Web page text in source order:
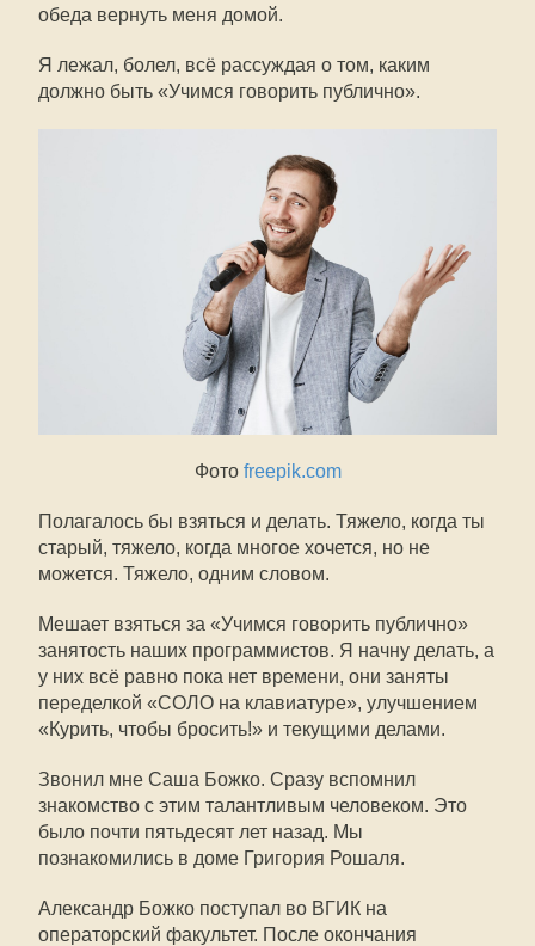
обеда вернуть меня домой.
Я лежал, болел, всё рассуждая о том, каким
должно быть «Учимся говорить публично».
Фото freepik.com
Полагалось бы взяться и делать. Тяжело, когда ты
старый, тяжело, когда многое хочется, но не
можется. Тяжело, одним словом.
Мешает взяться за «Учимся говорить публично»
занятость наших программистов. Я начну делать, а
у них всё равно пока нет времени, они заняты
переделкой «СОЛО на клавиатуре», улучшением
«Курить, чтобы бросить!» и текущими делами.
Звонил мне Саша Божко. Сразу вспомнил
знакомство с этим талантливым человеком. Это
было почти пятьдесят лет назад. Мы
познакомились в доме Григория Рошаля.
Александр Божко поступал во ВГИК на
операторский факультет. После окончания